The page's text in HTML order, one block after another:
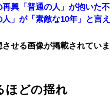
再興「普通の人」が抱い
人」が「素敵な10年」と言
せる画像が掲載されてい
ほどの揺れ